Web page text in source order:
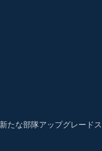
たな部隊アップグレードス